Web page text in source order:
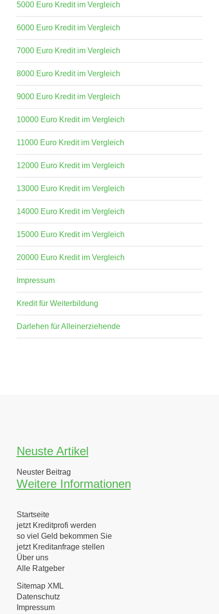
5000 Euro Kredit im Vergleich
6000 Euro Kredit im Vergleich
7000 Euro Kredit im Vergleich
8000 Euro Kredit im Vergleich
9000 Euro Kredit im Vergleich
10000 Euro Kredit im Vergleich
11000 Euro Kredit im Vergleich
12000 Euro Kredit im Vergleich
13000 Euro Kredit im Vergleich
14000 Euro Kredit im Vergleich
15000 Euro Kredit im Vergleich
20000 Euro Kredit im Vergleich
Impressum
Kredit für Weiterbildung
Darlehen für Alleinerziehende
Neuste Artikel
Neuster Beitrag
Weitere Informationen
Startseite
jetzt Kreditprofi werden
so viel Geld bekommen Sie
jetzt Kreditanfrage stellen
Über uns
Alle Ratgeber
Sitemap XML
Datenschutz
Impressum